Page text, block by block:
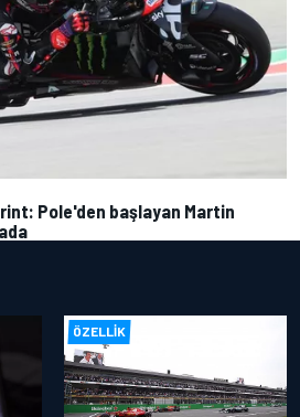
Pole'den başlayan Martin
ÖZELLIK